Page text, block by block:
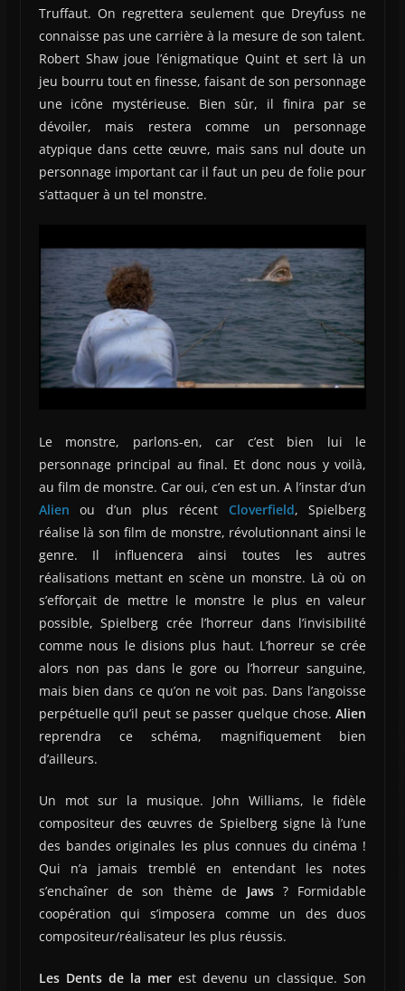
Truffaut. On regrettera seulement que Dreyfuss ne
connaisse pas une carrière à la mesure de son talent.
Robert Shaw joue l’énigmatique Quint et sert là un
jeu bourru tout en finesse, faisant de son personnage
une icône mystérieuse. Bien sûr, il finira par se
dévoiler, mais restera comme un personnage
atypique dans cette œuvre, mais sans nul doute un
personnage important car il faut un peu de folie pour
s’attaquer à un tel monstre.
Le monstre, parlons-en, car c’est bien lui le
personnage principal au final. Et donc nous y voilà,
au film de monstre. Car oui, c’en est un. A l’instar d’un
Alien ou d’un plus récent Cloverfield, Spielberg
réalise là son film de monstre, révolutionnant ainsi le
genre. Il influencera ainsi toutes les autres
réalisations mettant en scène un monstre. Là où on
s’efforçait de mettre le monstre le plus en valeur
possible, Spielberg crée l’horreur dans l’invisibilité
comme nous le disions plus haut. L’horreur se crée
alors non pas dans le gore ou l’horreur sanguine,
mais bien dans ce qu’on ne voit pas. Dans l’angoisse
perpétuelle qu’il peut se passer quelque chose.Alien
reprendra ce schéma, magnifiquement bien
d’ailleurs.
Un mot sur la musique. John Williams, le fidèle
compositeur des œuvres de Spielberg signe là l’une
des bandes originales les plus connues du cinéma !
Qui n’a jamais tremblé en entendant les notes
s’enchaîner de son thème de Jaws? Formidable
coopération qui s’imposera comme un des duos
compositeur/réalisateur les plus réussis.
Les Dents de la merest devenu un classique. Son